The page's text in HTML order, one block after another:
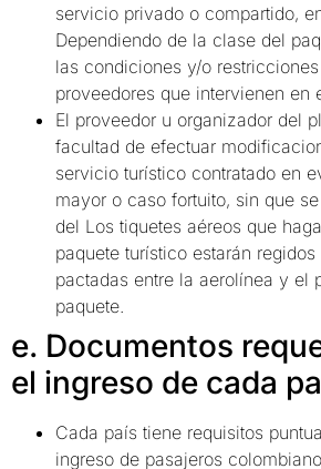
servicio privado o compartido,
Dependiendo de la clase del
las condiciones y/o
proveedores que intervienen en
El proveedor u organizador del
facultad de efectuar
servicio turístico contratado en
mayor o caso fortuito, sin que
del Los tiquetes aéreos que
paquete turístico estarán
pactadas entre la aerolínea y el
paquete.
e. Documentos
el ingreso de cada
Cada país tiene requisitos
ingreso de pasajeros